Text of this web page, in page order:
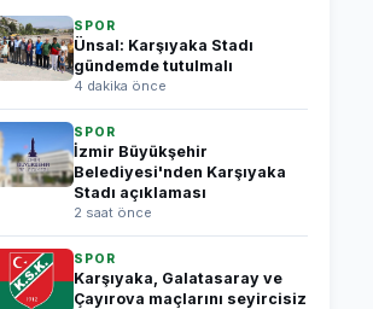
SPOR
Ünsal: Karşıyaka Stadı
gündemde tutulmalı
4 dakika önce
SPOR
İzmir Büyükşehir
Belediyesi'nden Karşıyaka
Stadı açıklaması
2 saat önce
SPOR
Karşıyaka, Galatasaray ve
Çayırova maçlarını seyircisiz